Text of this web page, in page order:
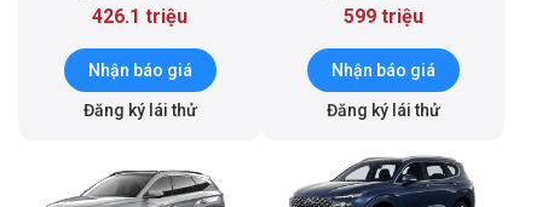
426.1 triệu
Nhận báo giá
Đăng ký lái thử
599 triệu
Nhận báo giá
Đăng ký lái thử